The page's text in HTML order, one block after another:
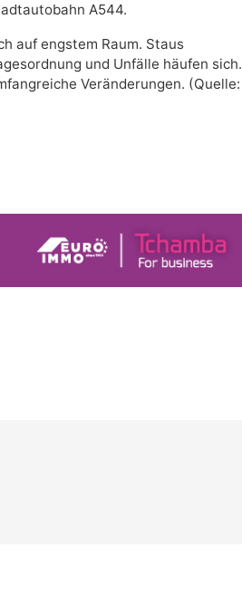
A544.
auf engstem Raum. Staus
und Unfälle häufen sich.
Veränderungen. (Quelle: